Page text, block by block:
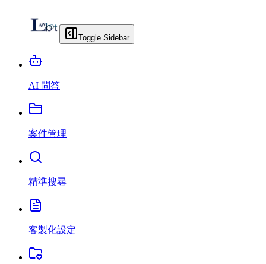
Toggle Sidebar
AI 問答
案件管理
精準搜尋
客製化設定